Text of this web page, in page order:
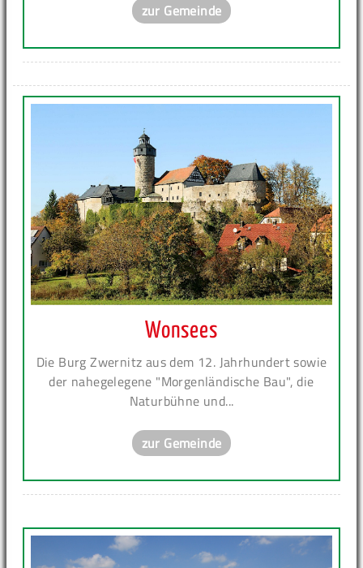
zur Gemeinde
Wonsees
Die Burg Zwernitz aus dem 12. Jahrhundert sowie
der nahegelegene "Morgenländische Bau", die
Naturbühne und...
zur Gemeinde